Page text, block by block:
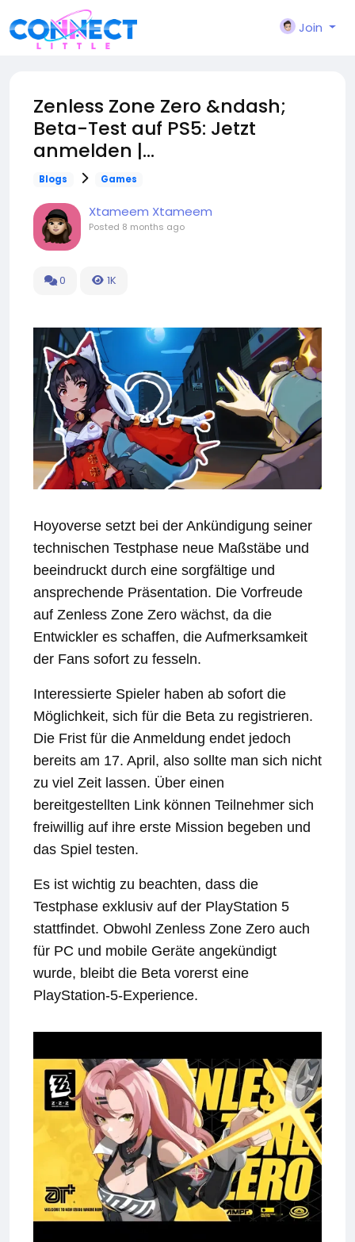
Join
Zenless Zone Zero &ndash;
Beta-Test auf PS5: Jetzt
anmelden |...
Blogs Games
Xtameem Xtameem
Posted 8 months ago
0 1K
Hoyoverse setzt bei der Ankündigung seiner
technischen Testphase neue Maßstäbe und
beeindruckt durch eine sorgfältige und
ansprechende Präsentation. Die Vorfreude
auf Zenless Zone Zero wächst, da die
Entwickler es schaffen, die Aufmerksamkeit
der Fans sofort zu fesseln.
Interessierte Spieler haben ab sofort die
Möglichkeit, sich für die Beta zu registrieren.
Die Frist für die Anmeldung endet jedoch
bereits am 17. April, also sollte man sich nicht
zu viel Zeit lassen. Über einen
bereitgestellten Link können Teilnehmer sich
freiwillig auf ihre erste Mission begeben und
das Spiel testen.
Es ist wichtig zu beachten, dass die
Testphase exklusiv auf der PlayStation 5
stattfindet. Obwohl Zenless Zone Zero auch
für PC und mobile Geräte angekündigt
wurde, bleibt die Beta vorerst eine
PlayStation-5-Experience.